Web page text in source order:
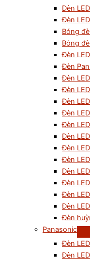
Đèn
Đèn
Bóng
Bóng
Đèn
Đèn
Đèn
Đèn
Đèn
Đèn
Đèn
Đèn
Đèn
Đèn
Đèn
Đèn
Đèn
Đèn
Đèn
Panasonic
Đèn
Đèn